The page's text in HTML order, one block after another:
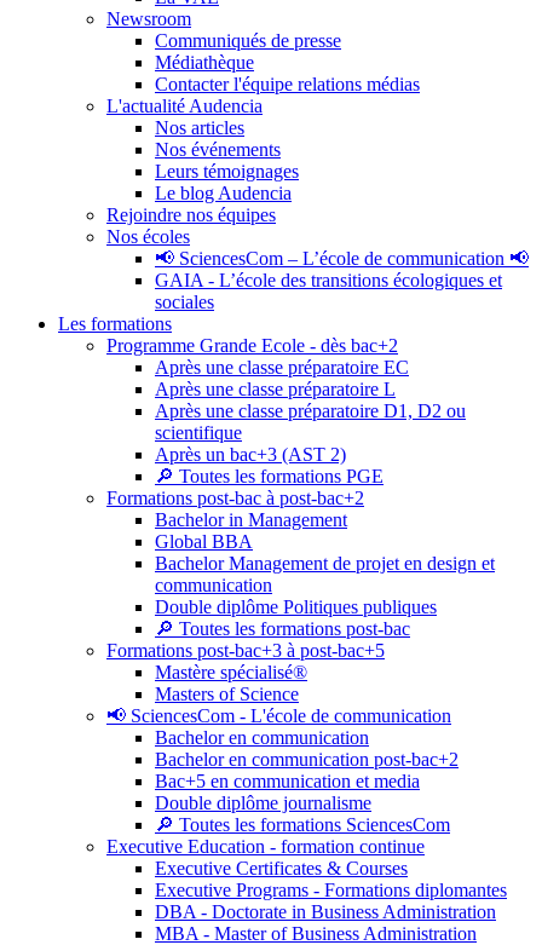
Newsroom
Communiqués de presse
Médiathèque
Contacter l'équipe relations médias
L'actualité Audencia
Nos articles
Nos événements
Leurs témoignages
Le blog Audencia
Rejoindre nos équipes
Nos écoles
📢 SciencesCom – L’école de communication 📢
GAIA - L’école des transitions écologiques et
sociales
Les formations
Programme Grande Ecole - dès bac+2
Après une classe préparatoire EC
Après une classe préparatoire L
Après une classe préparatoire D1, D2 ou
scientifique
Après un bac+3 (AST 2)
🔎 Toutes les formations PGE
Formations post-bac à post-bac+2
Bachelor in Management
Global BBA
Bachelor Management de projet en design et
communication
Double diplôme Politiques publiques
🔎 Toutes les formations post-bac
Formations post-bac+3 à post-bac+5
Mastère spécialisé®
Masters of Science
📢 SciencesCom - L'école de communication
Bachelor en communication
Bachelor en communication post-bac+2
Bac+5 en communication et media
Double diplôme journalisme
🔎 Toutes les formations SciencesCom
Executive Education - formation continue
Executive Certificates & Courses
Executive Programs - Formations diplomantes
DBA - Doctorate in Business Administration
MBA - Master of Business Administration